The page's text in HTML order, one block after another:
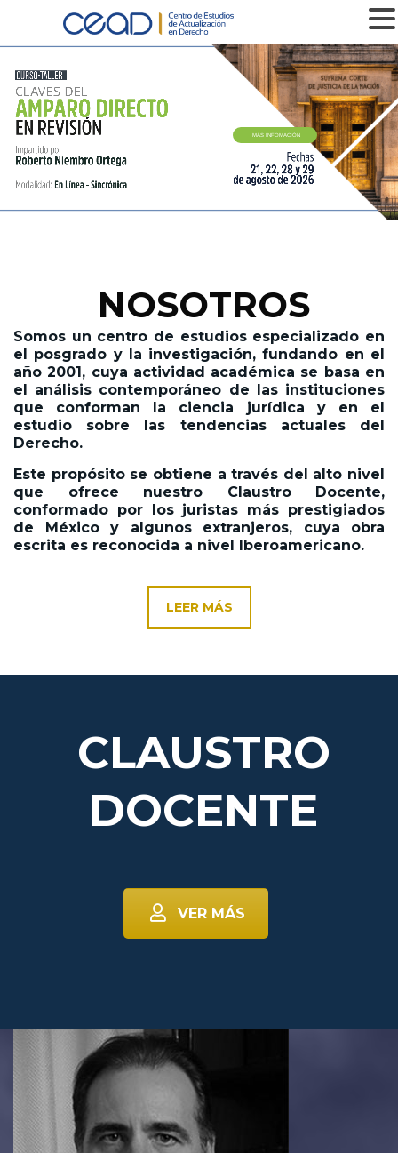
MÁS INFOMACIÓN
NOSOTROS
Somos un centro de estudios especializado en
el posgrado y la investigación,fundando en el
año 2001, cuya actividad académica se basa en
el análisis contemporáneo de las instituciones
que conforman la ciencia jurídica y en el
estudio sobre las tendencias actuales del
Derecho.
Este propósito se obtiene a través del alto nivel
que ofrece nuestro Claustro Docente,
conformado por los juristas más prestigiados
de México y algunos extranjeros, cuya obra
escrita es reconocida a nivel Iberoamericano.
LEER MÁS
CLAUSTRO
DOCENTE
VER MÁS